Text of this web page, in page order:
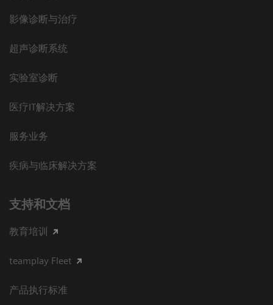
影像诊断与治疗
超声诊断系统
实验室诊断
医疗IT解决方案
服务业务
疾病与临床解决方案
支持和文档
教育培训
teamplay Fleet
产品执行标准